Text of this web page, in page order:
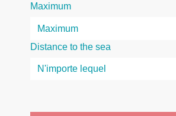
Maximum
Distance to the sea